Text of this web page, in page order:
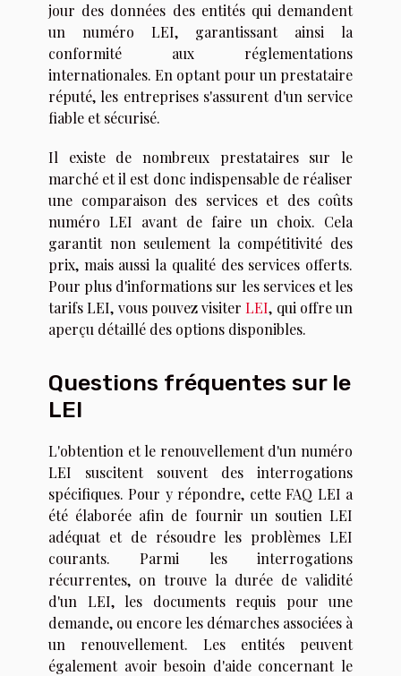
jour des données des entités qui demandent
un numéro LEI, garantissant ainsi la
conformité aux réglementations
internationales. En optant pour un prestataire
réputé, les entreprises s'assurent d'un service
fiable et sécurisé.
Il existe de nombreux prestataires sur le
marché et il est donc indispensable de réaliser
une comparaison des services et des coûts
numéro LEI avant de faire un choix. Cela
garantit non seulement la compétitivité des
prix, mais aussi la qualité des services offerts.
Pour plus d'informations sur les services et les
tarifs LEI, vous pouvez visiterLEI, qui offre un
aperçu détaillé des options disponibles.
Questions fréquentes sur le
LEI
L'obtention et le renouvellement d'un numéro
LEI suscitent souvent des interrogations
spécifiques. Pour y répondre, cette FAQ LEI a
été élaborée afin de fournir un soutien LEI
adéquat et de résoudre les problèmes LEI
courants. Parmi les interrogations
récurrentes, on trouve la durée de validité
d'un LEI, les documents requis pour une
demande, ou encore les démarches associées à
un renouvellement. Les entités peuvent
également avoir besoin d'aide concernant le